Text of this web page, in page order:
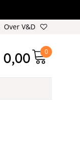
Over V&D
0
0,00